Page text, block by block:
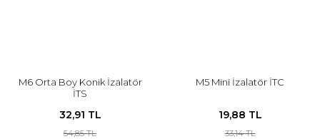
M6 Orta Boy Konik İzalatör
İTS
32,91 TL
54,85 TL
M5 Mini İzalatör İTC
19,88 TL
33,14 TL